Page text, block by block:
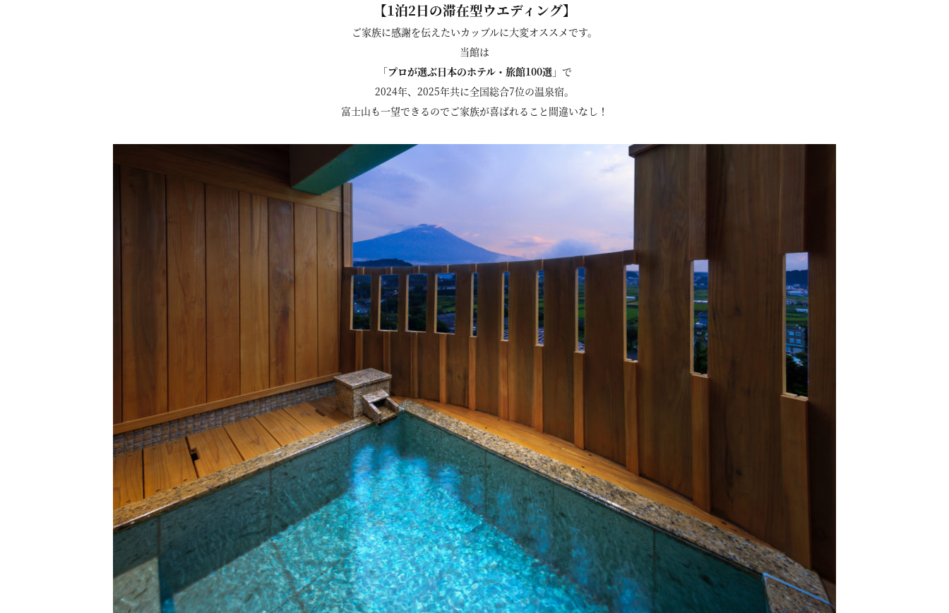
【1泊2日の滞在型ウエディング】
ご家族に感謝を伝えたいカップルに大変オススメです。
当館は
「プロが選ぶ日本のホテル・旅館100選」で
2024年、2025年共に全国総合7位の温泉宿。
富士山も一望できるのでご家族が喜ばれること間違いなし！